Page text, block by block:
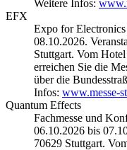
Weitere Infos:
EFX
Expo for
08.10.2026.
Stuttgart. Vom
erreichen Sie die
über die
Infos: www.messe-
Quantum Effects
Fachmesse und
06.10.2026 bis
70629 Stuttgart.